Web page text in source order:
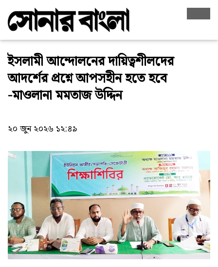
ইসলামী আন্দোলনের দায়িত্বশীলদের
আদর্শের প্রশ্নে আপসহীন হতে হবে
-মাওলানা মমতাজ উদ্দিন
২০ জুন ২০২৬ ১২:৪৯